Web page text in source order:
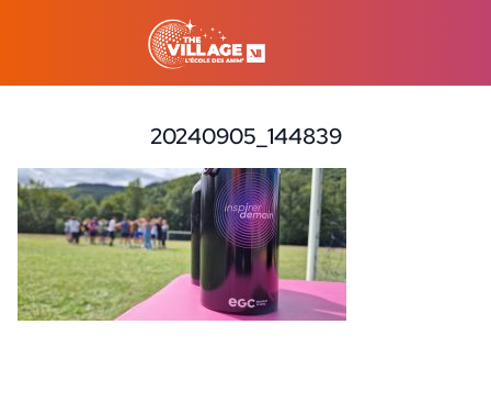
20240905_144839
9 octobre 2024